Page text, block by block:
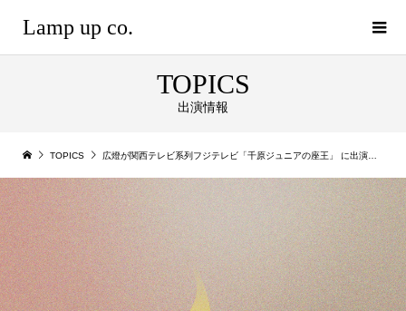
Lamp up co.
TOPICS
出演情報
TOPICS 広燈が関西テレビ系列フジテレビ「千原ジュニアの座王」 に出演いたしました。